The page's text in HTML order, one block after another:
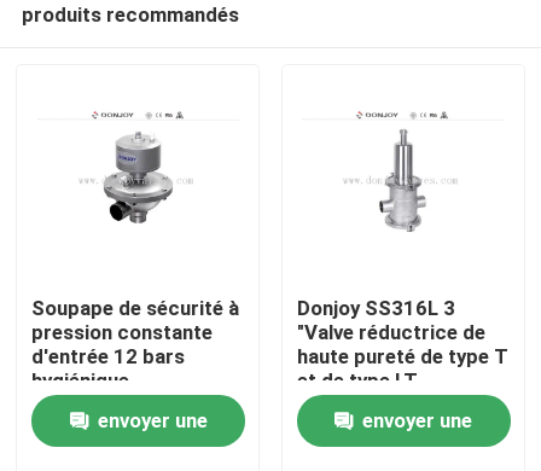
produits recommandés
Soupape de sécurité à
pression constante
d'entrée 12 bars
hygiénique
envoyer une
Donjoy SS316L 3
"Valve réductrice de
haute pureté de type T
et de type LT
envoyer une